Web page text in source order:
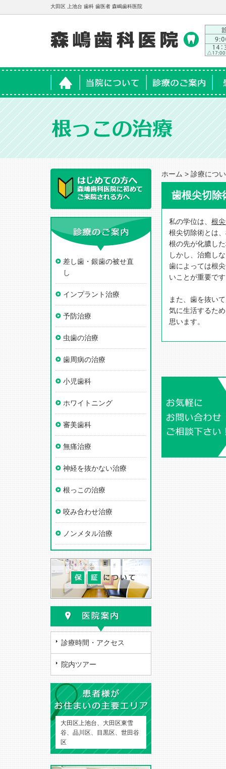
大田区 上池台 歯科 歯医者 森嶋歯科医院
ホーム 当院について 診療のご案内 患
ホーム>診療につ
歯根尖切除
私の学位は、 根
根尖切除術とは
根の先が化膿し
しかし、治癒し
歯によっては根
いことが重要で
また、歯を抜い
気に生活するた
思います。
差し歯・銀歯の被せ直
し
インプラント治療
予防治療
虫歯の治療
歯周病の治療
小児歯科
ホワイトニング
審美歯科
無痛治療
神経を抜かない治療
根っこの治療
咬み合わせ治療
ノンメタル治療
診療時間・アクセス
院内ツアー
大田区上池台、大田区東雪
谷、品川区、目黒区、世田谷
区